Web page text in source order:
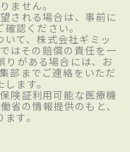
ません。
される場合は、事前に
認ください。
て、株式会社ギミッ
はその賠償の責任を一
りがある場合には、お
部までご連絡をいただ
ます。
険証利用可能な医療機
省の情報提供のもと、
す。